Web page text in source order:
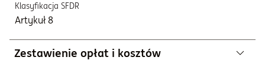
Klasyfikacja SFDR
Artykuł 8
Zestawienie opłat i kosztów